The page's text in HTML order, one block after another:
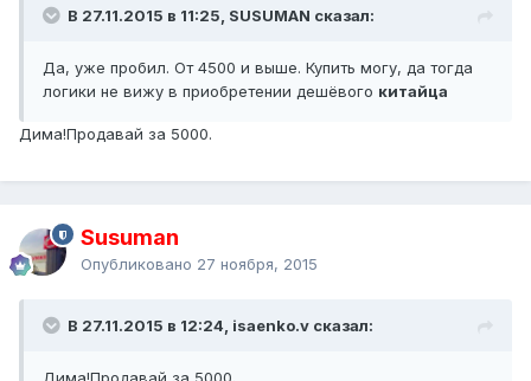
В 27.11.2015 в 11:25, SUSUMAN сказал:
Да, уже пробил. От 4500 и выше. Купить могу, да тогда
логики не вижу в приобретении дешёвого китайца
Дима!Продавай за 5000.
Susuman
Опубликовано 27 ноября, 2015
В 27.11.2015 в 12:24, isaenko.v сказал: